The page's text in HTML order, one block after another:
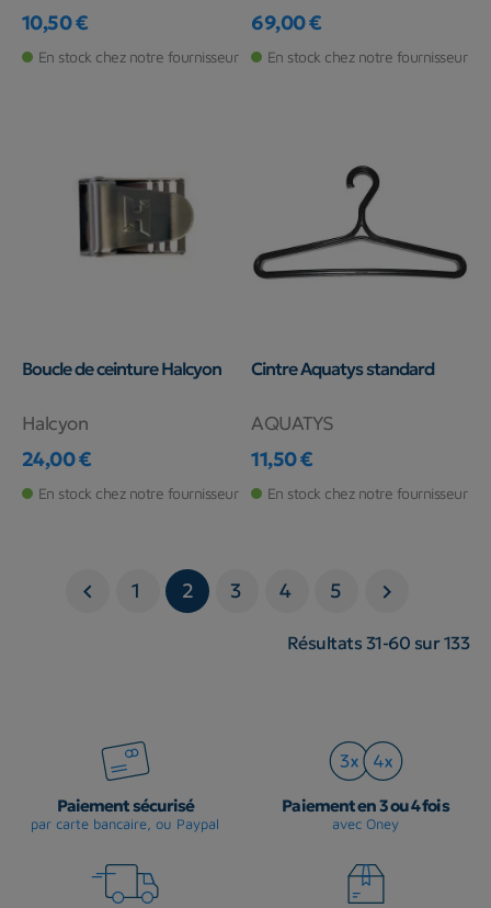
Prix
10,50 €
En stock chez notre fournisseur
Prix
69,00 €
En stock chez notre fournisseur
Boucle de ceinture Halcyon
Halcyon
Prix
24,00 €
En stock chez notre fournisseur
Cintre Aquatys standard
AQUATYS
Prix
11,50 €
En stock chez notre fournisseur
 1 2 3 4 5 
Résultats 31-60 sur 133
Paiement sécurisé
par carte bancaire, ou Paypal
Paiement en 3 ou 4 fois
avec Oney